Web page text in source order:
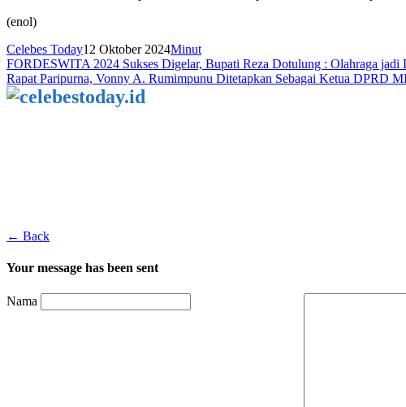
(enol)
Celebes Today12 Oktober 2024Minut
Navigasi
pos
FORDESWITA 2024 Sukses Digelar, Bupati Reza Dotulung : Olahraga
Rapat Paripurna, Vonny A. Rumimpunu Ditetapkan Sebagai Ketua DPRD
← Back
Your message has been sent
Nama